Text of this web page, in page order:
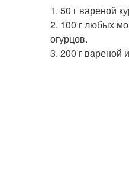
1. 50 г вареной
2. 100 г любых
огурцов.
3. 200 г вареной